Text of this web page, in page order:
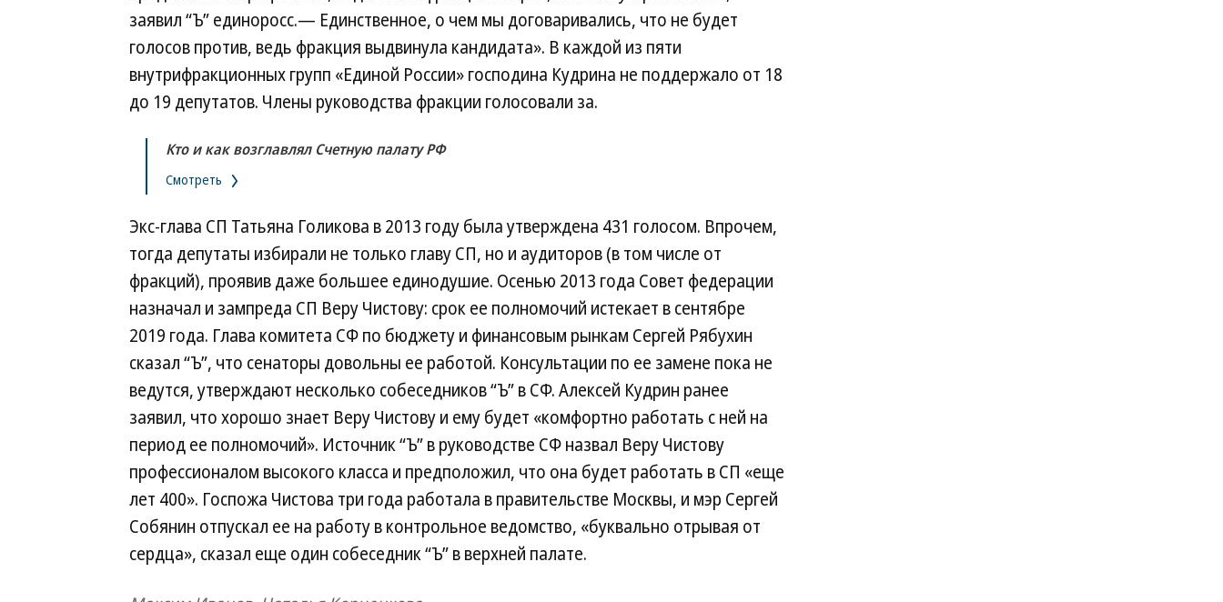
заявил “Ъ” единоросс.— Единственное, о чем мы договаривались, что не будет
голосов против, ведь фракция выдвинула кандидата». В каждой из пяти
внутрифракционных групп «Единой России» господина Кудрина не поддержало от 18
до 19 депутатов. Члены руководства фракции голосовали за.
Кто и как возглавлял Счетную палату РФ
Смотреть
Экс-глава СП Татьяна Голикова в 2013 году была утверждена 431 голосом. Впрочем,
тогда депутаты избирали не только главу СП, но и аудиторов (в том числе от
фракций), проявив даже большее единодушие. Осенью 2013 года Совет федерации
назначал и зампреда СП Веру Чистову: срок ее полномочий истекает в сентябре
2019 года. Глава комитета СФ по бюджету и финансовым рынкам Сергей Рябухин
сказал “Ъ”, что сенаторы довольны ее работой. Консультации по ее замене пока не
ведутся, утверждают несколько собеседников “Ъ” в СФ. Алексей Кудрин ранее
заявил, что хорошо знает Веру Чистову и ему будет «комфортно работать с ней на
период ее полномочий». Источник “Ъ” в руководстве СФ назвал Веру Чистову
профессионалом высокого класса и предположил, что она будет работать в СП «еще
лет 400». Госпожа Чистова три года работала в правительстве Москвы, и мэр Сергей
Собянин отпускал ее на работу в контрольное ведомство, «буквально отрывая от
сердца», сказал еще один собеседник “Ъ” в верхней палате.